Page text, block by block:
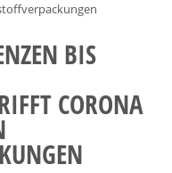
BIS
CORONA